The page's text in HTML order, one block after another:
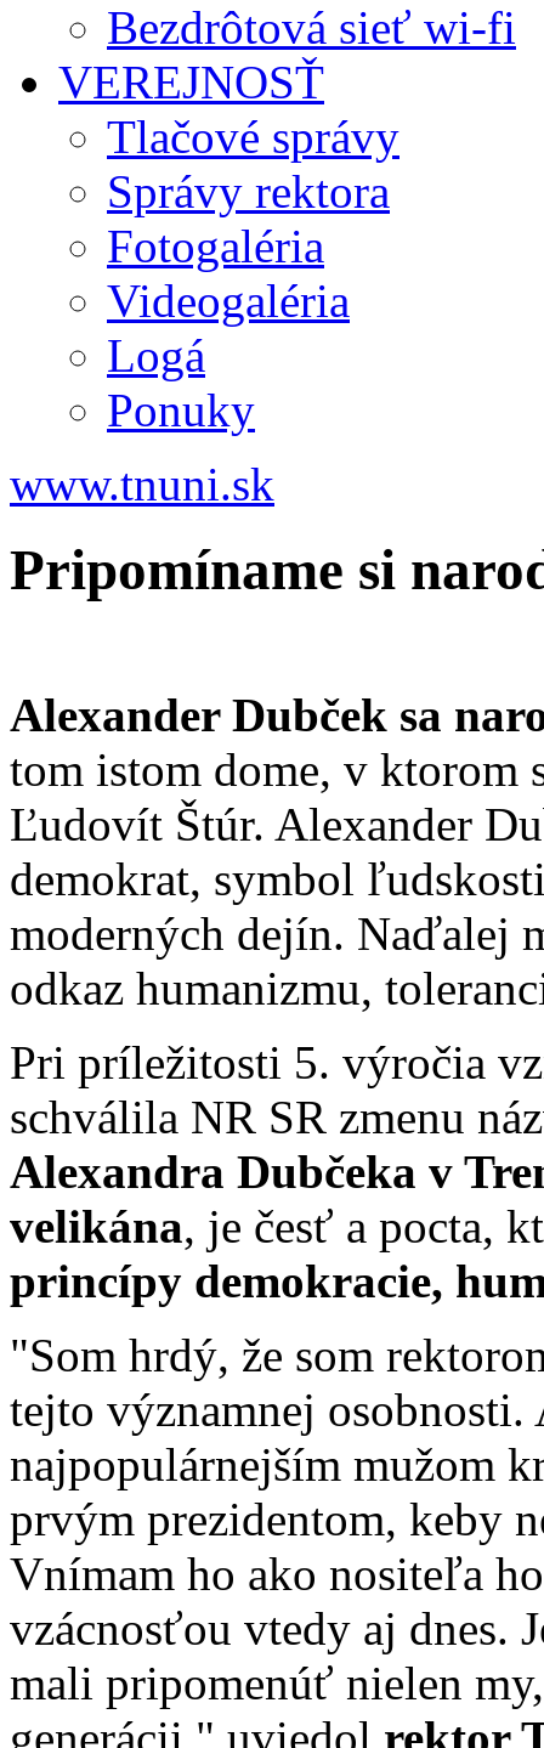
Bezdrôtová sieť wi-fi
VEREJNOSŤ
Tlačové správy
Správy rektora
Fotogaléria
Videogaléria
Logá
Ponuky
www.tnuni.sk
Pripomíname si
Alexander Dubček sa
tom istom dome, v ktorom
Ľudovít Štúr. Alexander
demokrat, symbol
moderných dejín. Naďalej
odkaz humanizmu,
Pri príležitosti 5. výročia
schválila NR SR zmenu
Alexandra Dubčeka v
velikána, je česť a pocta,
princípy demokracie,
"Som hrdý, že som
tejto významnej
najpopulárnejším mužom
prvým prezidentom, keby
Vnímam ho ako nositeľa
vzácnosťou vtedy aj dnes.
mali pripomenúť nielen
generácii," uviedol rektor